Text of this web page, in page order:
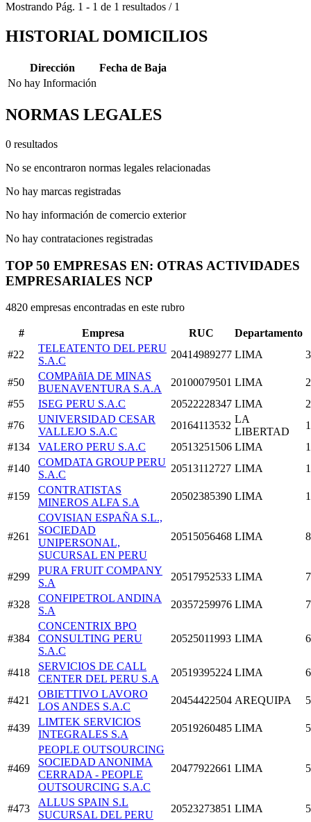
Mostrando Pág. 1 - 1 de 1 resultados / 1
HISTORIAL DOMICILIOS
Dirección
Fecha de Baja
No hay Información
NORMAS LEGALES
0 resultados
No se encontraron normas legales relacionadas
No hay marcas registradas
No hay información de comercio exterior
No hay contrataciones registradas
TOP 50 EMPRESAS EN: OTRAS ACTIVIDADES
EMPRESARIALES NCP
4820 empresas encontradas en este rubro
# Empresa RUC
Departamento
#22
TELEATENTO DEL PERU
S.A.C
20414989277 LIMA
#50
COMPAñIA DE MINAS
BUENAVENTURA S.A.A
20100079501 LIMA
#55
ISEG PERU S.A.C 20522228347 LIMA
#76
UNIVERSIDAD CESAR
VALLEJO S.A.C
20164113532
LA
LIBERTAD
#134
VALERO PERU S.A.C 20513251506 LIMA
#140
COMDATA GROUP PERU
S.A.C
20513112727 LIMA
#159
CONTRATISTAS
MINEROS ALFA S.A
20502385390 LIMA
#261
COVISIAN ESPAÑA S.L.,
SOCIEDAD
UNIPERSONAL,
SUCURSAL EN PERU
20515056468 LIMA
#299
PURA FRUIT COMPANY
S.A
20517952533 LIMA
#328
CONFIPETROL ANDINA
S.A
20357259976 LIMA
#384
CONCENTRIX BPO
CONSULTING PERU
S.A.C
20525011993 LIMA
#418
SERVICIOS DE CALL
CENTER DEL PERU S.A
20519395224 LIMA
#421
OBIETTIVO LAVORO
LOS ANDES S.A.C
20454422504 AREQUIPA
#439
LIMTEK SERVICIOS
INTEGRALES S.A
20519260485 LIMA
#469
PEOPLE OUTSOURCING
SOCIEDAD ANONIMA
CERRADA - PEOPLE
OUTSOURCING S.A.C
20477922661 LIMA
#473
ALLUS SPAIN S.L
SUCURSAL DEL PERU
20523273851 LIMA